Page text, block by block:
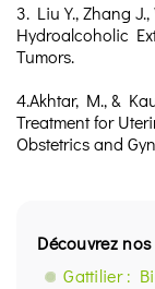
3. Liu Y., Zhang
Hydroalcoholic
Tumors.
4.Akhtar, M., &
Treatment for
Obstetrics and
Découvrez
Gattilier :